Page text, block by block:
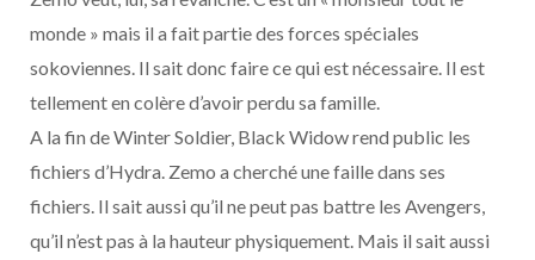
monde » mais il a fait partie des forces spéciales
sokoviennes. Il sait donc faire ce qui est nécessaire. Il est
tellement en colère d’avoir perdu sa famille.
A la fin de Winter Soldier, Black Widow rend public les
fichiers d’Hydra. Zemo a cherché une faille dans ses
fichiers. Il sait aussi qu’il ne peut pas battre les Avengers,
qu’il n’est pas à la hauteur physiquement. Mais il sait aussi